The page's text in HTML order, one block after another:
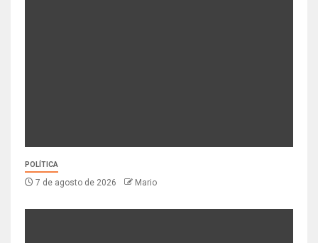
POLÍTICA
7 de agosto de 2026 Mario